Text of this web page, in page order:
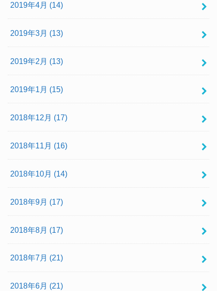
2019年4月 (14)
2019年3月 (13)
2019年2月 (13)
2019年1月 (15)
2018年12月 (17)
2018年11月 (16)
2018年10月 (14)
2018年9月 (17)
2018年8月 (17)
2018年7月 (21)
2018年6月 (21)